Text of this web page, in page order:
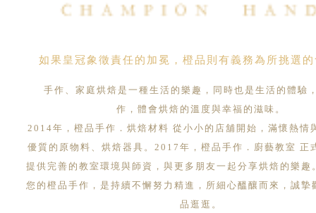
如果皇冠象徵責任的加冕，橙品則有義務為所挑選
手作、家庭烘焙是一種生活的樂趣，同時也是生活的體驗
作，體會烘焙的溫度與幸福的滋味。
2014年，橙品手作．烘焙材料 從小小的店舖開始，滿懷熱情
優質的原物料、烘焙器具。2017年，橙品手作．廚藝教室 正
提供完善的教室環境與師資，與更多朋友一起分享烘焙的樂趣
您的橙品手作，是持續不懈努力精進，所細心醞釀而來，誠摯
品逛逛。